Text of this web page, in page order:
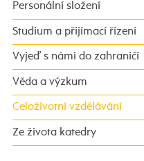
Personální složení
Studium a přijímací řízení
Vyjeď s námi do zahraničí
Věda a výzkum
Celoživotní vzdělávání
Ze života katedry